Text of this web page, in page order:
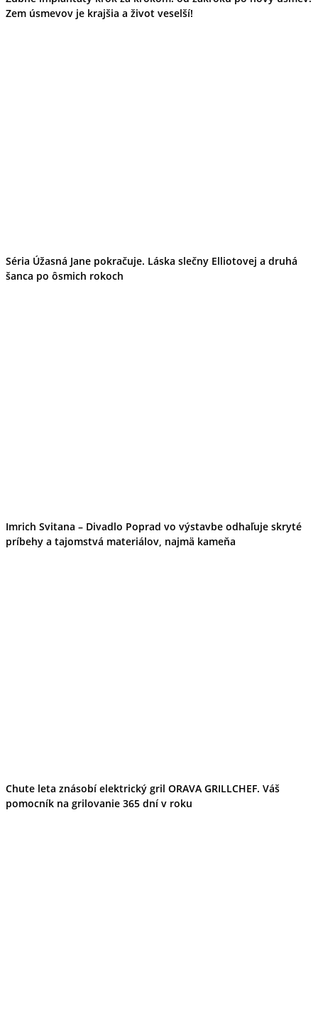
Zem úsmevov je krajšia a život veselší!
Séria Úžasná Jane pokračuje. Láska slečny Elliotovej a druhá
šanca po ôsmich rokoch
Imrich Svitana – Divadlo Poprad vo výstavbe odhaľuje skryté
príbehy a tajomstvá materiálov, najmä kameňa
Chute leta znásobí elektrický gril ORAVA GRILLCHEF. Váš
pomocník na grilovanie 365 dní v roku